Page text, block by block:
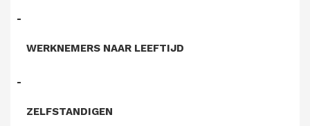
WERKNEMERS NAAR LEEFTIJD
ZELFSTANDIGEN